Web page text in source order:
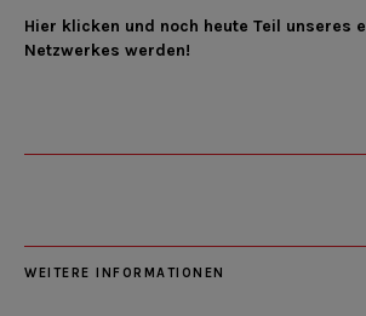
Hier klicken und noch heute Teil unseres
Netzwerkes werden!
WEITERE INFORMATIONEN